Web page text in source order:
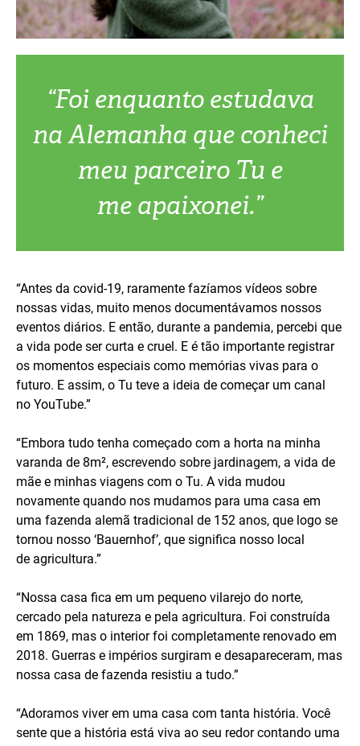
“Foi enquanto estudava
na Alemanha que conheci
meu parceiro Tu e
me apaixonei.”
“Antes da covid-19, raramente fazíamos vídeos sobre
nossas vidas, muito menos documentávamos nossos
eventos diários. E então, durante a pandemia, percebi que
a vida pode ser curta e cruel. E é tão importante registrar
os momentos especiais como memórias vivas para o
futuro. E assim, o Tu teve a ideia de começar um canal
no YouTube.”
“Embora tudo tenha começado com a horta na minha
varanda de 8m², escrevendo sobre jardinagem, a vida de
mãe e minhas viagens com o Tu. A vida mudou
novamente quando nos mudamos para uma casa em
uma fazenda alemã tradicional de 152 anos, que logo se
tornou nosso ‘Bauernhof’, que significa nosso local
de agricultura.”
“Nossa casa fica em um pequeno vilarejo do norte,
cercado pela natureza e pela agricultura. Foi construída
em 1869, mas o interior foi completamente renovado em
2018. Guerras e impérios surgiram e desapareceram, mas
nossa casa de fazenda resistiu a tudo.”
“Adoramos viver em uma casa com tanta história. Você
sente que a história está viva ao seu redor contando uma